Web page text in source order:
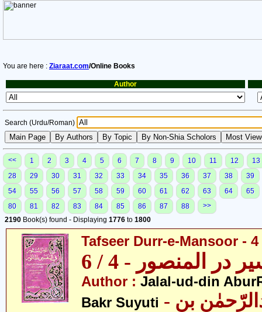
You are here : Ziaraat.com/Online Books
Author
Search (Urdu/Roman)
<< 1 2 3 4 5 6 7 8 9 10 11 12
13
28
29 30 31 32 33 34 35 36 37 38
39
54
55 56 57 58 59 60 61 62 63 64
65
80
81 82 83 84 85 86 87 88
>>
2190 Book(s) found - Displaying 1776 to 1800
Tafseer Durr-e-Mansoor -
در المنصور - 4 / 6
Author : Jalal-ud-din
Bakr Suyuti - جلال الدین عبدالرّحمٰن بن